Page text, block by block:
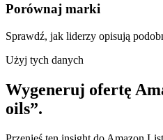
Porównaj marki
Sprawdź, jak liderzy opisują
Użyj tych danych
Wygeneruj ofertę
oils”.